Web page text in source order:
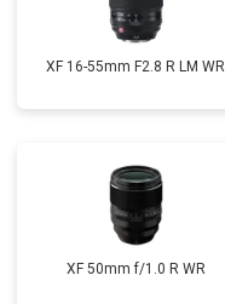
XF 16-55mm F2.8 R LM WR
XF 50mm f/1.0 R WR